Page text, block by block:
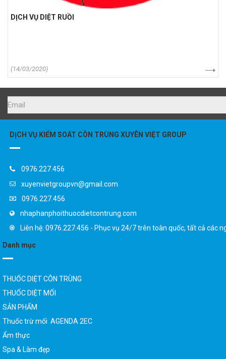
DỊCH VỤ DIỆT RUỒI
(14/03/2020)
DỊCH VỤ KIỂM SOÁT CÔN TRÙNG XUYÊN VIỆT GROUP
0976.227.456
xuyenvietgroupvn@gmail.com
0976.227.456
nhaphanphoithuocdietcontrung.com
Liên hệ: 0976.227.456 - Phục vụ 24/7 trên toàn quốc, tất cả các
Danh mục
THUỐC DIỆT CÔN TRÙNG
THUỐC DIỆT MỐI
SẢN PHẨM
Thuốc trừ mối AGENDA 2EC
Ẩm thực
Spa & Làm đẹp